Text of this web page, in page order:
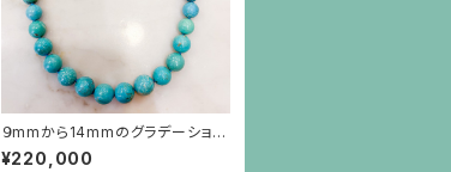
９mmから14mmのグラデーション
のターコイズネックレス
¥220,000